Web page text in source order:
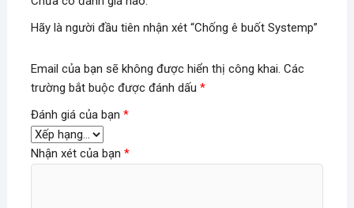
Hãy là người đầu tiên nhận xét “Chống ê buốt Systemp”
Email của bạn sẽ không được hiển thị công khai. Các
trường bắt buộc được đánh dấu *
Đánh giá của bạn *
Nhận xét của bạn *